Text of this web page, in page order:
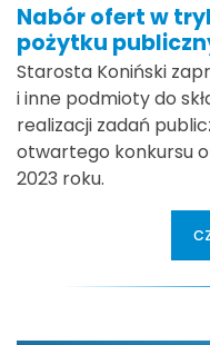
Nabór ofert w
pożytku
Starosta Koniński
i inne podmioty do
realizacji zadań
otwartego konkursu
2023 roku.